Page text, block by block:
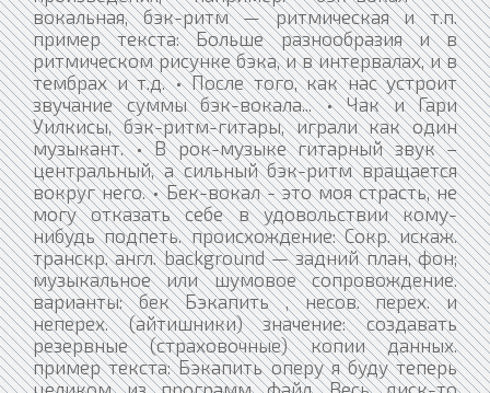
вокальная, бэк-ритм — ритмическая и т.п.
пример текста: Больше разнообразия и в
ритмическом рисунке бэка, и в интервалах, и в
тембрах и т.д. • После того, как нас устроит
звучание суммы бэк-вокала... • Чак и Гари
Уилкисы, бэк-ритм-гитары, играли как один
музыкант. • В рок-музыке гитарный звук –
центральный, а сильный бэк-ритм вращается
вокруг него. • Бек-вокал - это моя страсть, не
могу отказать себе в удовольствии кому-
нибудь подпеть. происхождение: Сокр. искаж.
транскр. англ. background — задний план, фон;
музыкальное или шумовое сопровождение.
варианты: бек Бэкапить , несов. перех. и
неперех. (айтишники) значение: создавать
резервные (страховочные) копии данных.
пример текста: Бэкапить оперу я буду теперь
целиком из программ файл. Весь диск-то